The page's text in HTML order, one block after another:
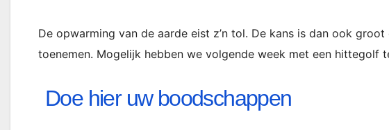
De opwarming van de aarde eist z’n tol. De kans is dan ook
toenemen. Mogelijk hebben we volgende week met een hittegolf
Doe hier uw boodschappen